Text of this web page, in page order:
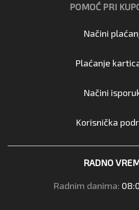
POMOĆ PRI
Načini
Plaćanje
Načini
Korisnička
RADNO
Radnim danima: